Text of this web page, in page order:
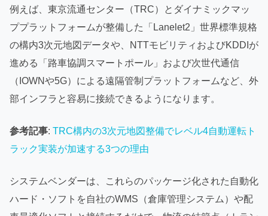
例えば、東京流通センター（TRC）とダイナミックマッ
ププラットフォームが整備した「Lanelet2」世界標準規格
の構内3次元地図データや、NTTモビリティおよびKDDIが
進める「路車協調スマートポール」および次世代通信
（IOWNや5G）による遠隔管制プラットフォームなど、外
部インフラと容易に接続できるようになります。
参考記事: TRC構内の3次元地図整備でレベル4自動運転ト
ラック実装が加速する3つの理由
システムベンダーは、これらのパッケージ化された自動化
ハード・ソフトを自社のWMS（倉庫管理システム）や配